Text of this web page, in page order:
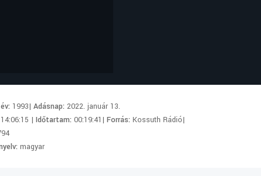
1993|Adásnap:2022. január 13.
14:06:15 |Időtartam:00:19:41|Forrás:Kossuth Rádió|
magyar